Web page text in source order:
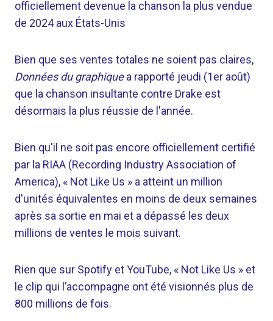
officiellement devenue la chanson la plus vendue
de 2024 aux États-Unis
Bien que ses ventes totales ne soient pas claires,
Données du graphiquea rapporté jeudi (1er août)
que la chanson insultante contre Drake est
désormais la plus réussie de l'année.
Bien qu'il ne soit pas encore officiellement certifié
par la RIAA (Recording Industry Association of
America), « Not Like Us » a atteint un million
d'unités équivalentes en moins de deux semaines
après sa sortie en mai et a dépassé les deux
millions de ventes le mois suivant.
Rien que sur Spotify et YouTube, « Not Like Us » et
le clip qui l’accompagne ont été visionnés plus de
800 millions de fois.